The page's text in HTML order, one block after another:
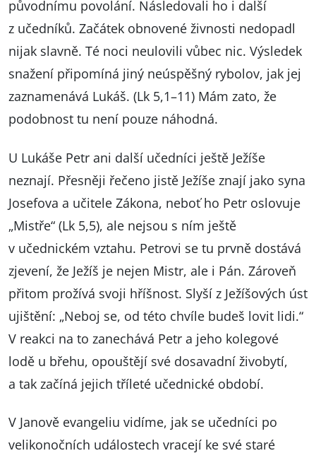
původnímu povolání. Následovali ho i další
z učedníků. Začátek obnovené živnosti nedopadl
nijak slavně. Té noci neulovili vůbec nic. Výsledek
snažení připomíná jiný neúspěšný rybolov, jak jej
zaznamenává Lukáš. (Lk 5,1–11) Mám zato, že
podobnost tu není pouze náhodná.
U Lukáše Petr ani další učedníci ještě Ježíše
neznají. Přesněji řečeno jistě Ježíše znají jako syna
Josefova a učitele Zákona, neboť ho Petr oslovuje
„Mistře“ (Lk 5,5), ale nejsou s ním ještě
v učednickém vztahu. Petrovi se tu prvně dostává
zjevení, že Ježíš je nejen Mistr, ale i Pán. Zároveň
přitom prožívá svoji hříšnost. Slyší z Ježíšových úst
ujištění: „Neboj se, od této chvíle budeš lovit lidi.“
V reakci na to zanechává Petr a jeho kolegové
lodě u břehu, opouštějí své dosavadní živobytí,
a tak začíná jejich tříleté učednické období.
V Janově evangeliu vidíme, jak se učedníci po
velikonočních událostech vracejí ke své staré